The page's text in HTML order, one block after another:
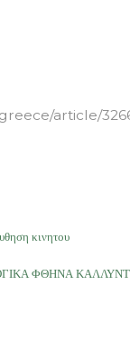
article/
κινητου
ΦΘΗΝΑ